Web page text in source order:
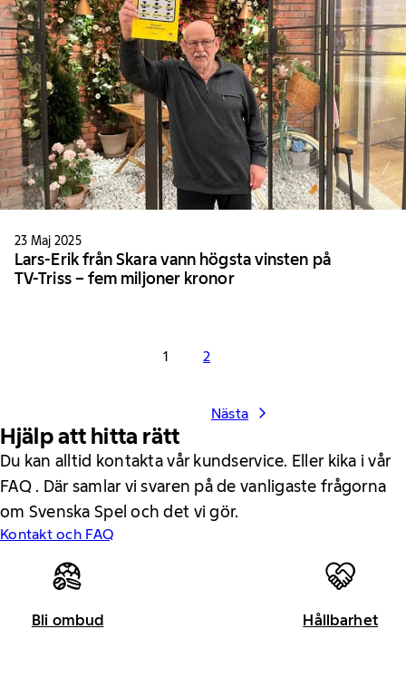
23 Maj 2025
Lars-Erik från Skara vann högsta vinsten på
TV-Triss – fem miljoner kronor
1 2
Nästa
Hjälp att hitta rätt
Du kan alltid kontakta vår kundservice. Eller kika i vår
FAQ . Där samlar vi svaren på de vanligaste frågorna
om Svenska Spel och det vi gör.
Kontakt och FAQ
Bli ombud Hållbarhet